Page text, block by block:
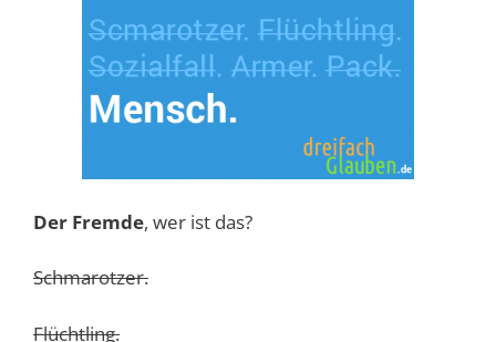
Der Fremde, wer ist das?
Schmarotzer.
Flüchtling.